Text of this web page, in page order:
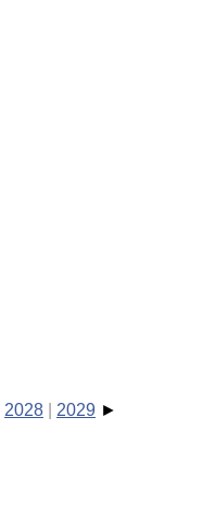
2028 2029